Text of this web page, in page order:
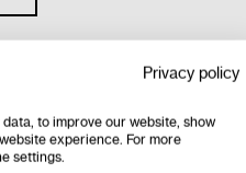
Privacy policy
to improve our website, show
experience. For more
settings.